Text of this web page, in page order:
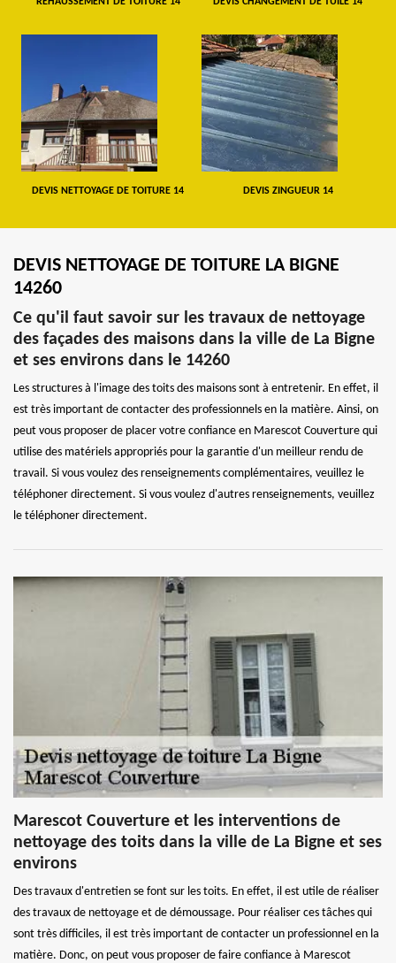
DEVIS NETTOYAGE DE TOITURE 14 DEVIS ZINGUEUR 14
DEVIS NETTOYAGE DE TOITURE LA BIGNE
14260
Ce qu'il faut savoir sur les travaux de nettoyage
des façades des maisons dans la ville de La Bigne
et ses environs dans le 14260
Les structures à l'image des toits des maisons sont à entretenir. En effet, il
est très important de contacter des professionnels en la matière. Ainsi, on
peut vous proposer de placer votre confiance en Marescot Couverture qui
utilise des matériels appropriés pour la garantie d'un meilleur rendu de
travail. Si vous voulez des renseignements complémentaires, veuillez le
téléphoner directement. Si vous voulez d'autres renseignements, veuillez
le téléphoner directement.
Marescot Couverture et les interventions de
nettoyage des toits dans la ville de La Bigne et ses
environs
Des travaux d'entretien se font sur les toits. En effet, il est utile de réaliser
des travaux de nettoyage et de démoussage. Pour réaliser ces tâches qui
sont très difficiles, il est très important de contacter un professionnel en la
matière. Donc, on peut vous proposer de faire confiance à Marescot